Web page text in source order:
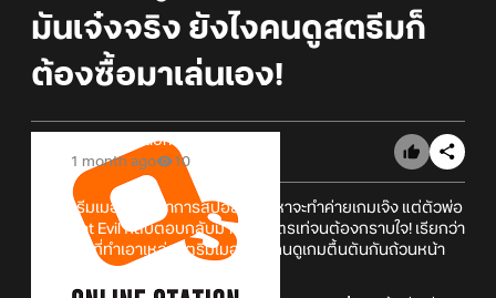
มันเจ๋งจริง ยังไงคนดูสตรีมก็
ต้องซื้อมาเล่นเอง!
Online Station
1 month ago
10
เมื่อสตรีมเมอร์กลัวว่าการสปอยล์เนื้อหาจะทำค่ายเกมเจ๊ง แต่ตัวพ่อ
Resident Evil กลับตอบกลับมาแบบโคตรเท่จนต้องกราบใจ! เรียกว่า
กลายเป็นที่ทำเอาเหล่าสตรีมเมอร์และคนดูเกมตื้นตันกันถ้วนหน้า